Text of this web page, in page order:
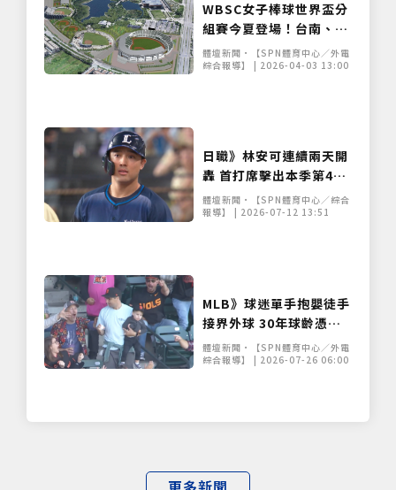
WBSC女子棒球世界盃分
組賽今夏登場！台南、美
國兩地開打爭奪 2027 決
賽門票
體壇新聞•【SPN體育中心／外電
綜合報導】 | 2026-04-03 13:00
日職》林安可連續兩天開
轟 首打席擊出本季第4轟
的2分全壘打
體壇新聞•【SPN體育中心／綜合
報導】 | 2026-07-12 13:51
MLB》球迷單手抱嬰徒手
接界外球 30年球齡憑本
能保護兒子
體壇新聞•【SPN體育中心／外電
綜合報導】 | 2026-07-26 06:00
僅必需的Cookies 同意